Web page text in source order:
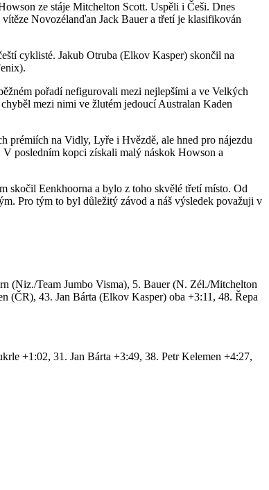
ze stáje Mitchelton Scott. Uspěli i Češi. Dnes
Novozélanďan Jack Bauer a třetí je klasifikován
cyklisté. Jakub Otruba (Elkov Kasper) skončil na
pořadí nefigurovali mezi nejlepšími a ve Velkých
mezi nimi ve žlutém jedoucí Australan Kaden
prémiích na Vidly, Lyře i Hvězdě, ale hned pro nájezdu
posledním kopci získali malý náskok Howson a
skočil Eenkhoorna a bylo z toho skvělé třetí místo. Od
Pro tým to byl důležitý závod a náš výsledek považuji v
(Niz./Team Jumbo Visma), 5. Bauer (N. Zél./Mitchelton
43. Jan Bárta (Elkov Kasper) oba +3:11, 48. Řepa
+1:02, 31. Jan Bárta +3:49, 38. Petr Kelemen +4:27,